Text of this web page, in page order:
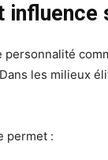
influence
personnalité
les milieux
permet :